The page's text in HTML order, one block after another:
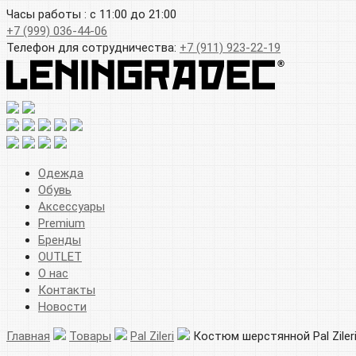
Часы работы : с 11:00 до 21:00
+7 (999) 036-44-06
Телефон для сотрудничества: +7 (911) 923-22-19
Одежда
Обувь
Аксессуары
Premium
Бренды
OUTLET
О нас
Контакты
Новости
Главная Товары Pal Zileri Костюм шерстянной Pal Zileri